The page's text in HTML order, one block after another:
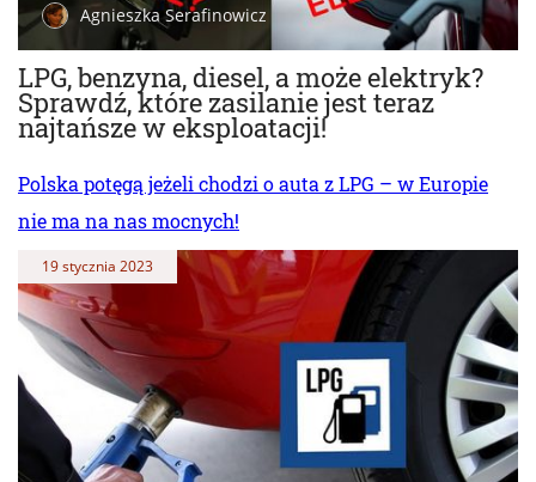
LPG, benzyna, diesel, a może elektryk?
Sprawdź, które zasilanie jest teraz
najtańsze w eksploatacji!
Agnieszka Serafinowicz
Polska potęgą jeżeli chodzi o auta z LPG – w Europie
nie ma na nas mocnych!
19 stycznia 2023